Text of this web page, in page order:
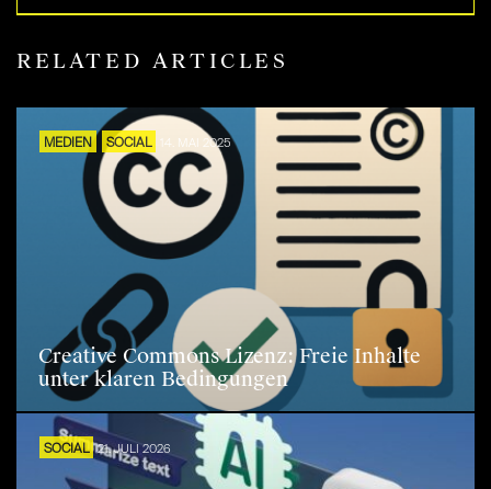
RELATED ARTICLES
MEDIEN SOCIAL 14. MAI 2025
Creative Commons Lizenz: Freie Inhalte
unter klaren Bedingungen
SOCIAL 21. JULI 2026